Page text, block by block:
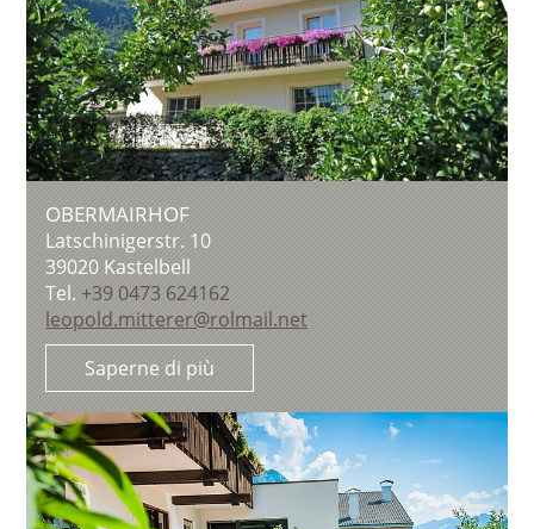
OBERMAIRHOF
Latschinigerstr. 10
39020 Kastelbell
Tel.+39 0473 624162
leopold.mitterer@rolmail.net
Saperne di più